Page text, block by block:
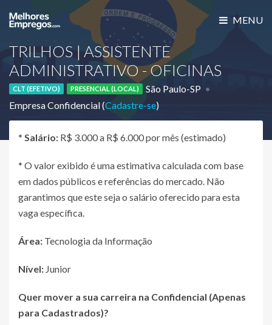
MENU
TRILHOS | ASSISTENTE
ADMINISTRATIVO - OFICINAS
CLT (EFETIVO) PRESENCIAL (LOCAL)
São Paulo-SP
Empresa Confidencial (Cadastre-se)
* Salário: R$ 3.000 a R$ 6.000 por mês (estimado)
* O valor exibido é uma estimativa calculada com base
em dados públicos e referências do mercado. Não
garantimos que este seja o salário oferecido para esta
vaga específica.
Área: Tecnologia da Informação
Nível: Junior
Quer mover a sua carreira na Confidencial (Apenas
para Cadastrados)?